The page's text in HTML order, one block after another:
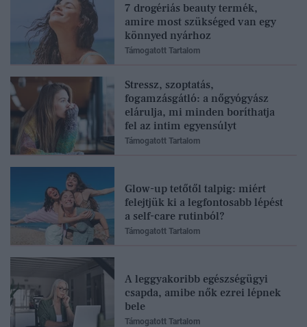
7 drogériás beauty termék,
amire most szükséged van egy
könnyed nyárhoz
Támogatott Tartalom
Stressz, szoptatás,
fogamzásgátló: a nőgyógyász
elárulja, mi minden boríthatja
fel az intim egyensúlyt
Támogatott Tartalom
Glow-up tetőtől talpig: miért
felejtjük ki a legfontosabb lépést
a self-care rutinból?
Támogatott Tartalom
A leggyakoribb egészségügyi
csapda, amibe nők ezrei lépnek
bele
Támogatott Tartalom